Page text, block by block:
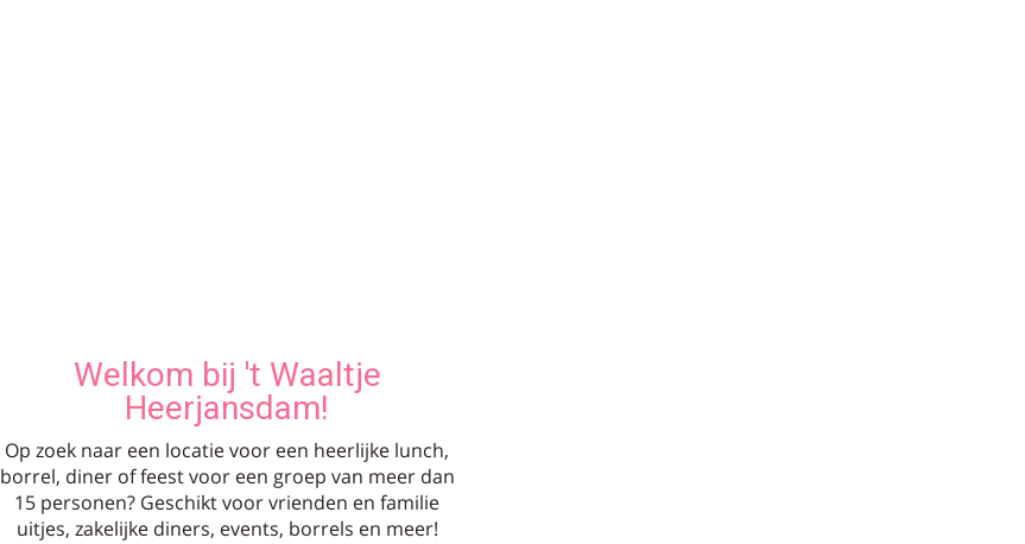
Welkom bij 't Waaltje
Heerjansdam!
Op zoek naar een locatie voor een heerlijke lunch,
borrel, diner of feest voor een groep van meer dan
15 personen? Geschikt voor vrienden en familie
uitjes, zakelijke diners, events, borrels en meer!